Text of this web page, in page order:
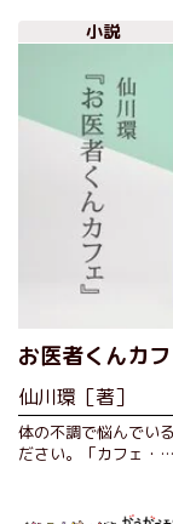
小説
お医者くんカフ
仙川環［著］
体の不調で悩んでい
ださい。「カフェ・…